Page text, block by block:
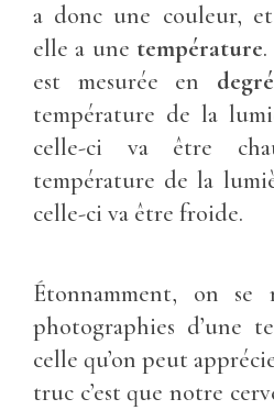
a donc une couleur,
elle a une température
est mesurée en
température de la
celle-ci va être
température de la
celle-ci va être froide.
Étonnamment, on se
photographies d’une
celle qu’on peut
truc c’est que notre